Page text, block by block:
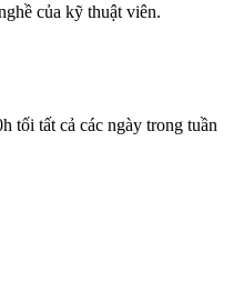
của kỹ thuật viên.
tối tất cả các ngày trong tuần